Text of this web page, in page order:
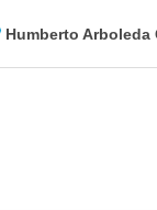
Humberto Arboleda